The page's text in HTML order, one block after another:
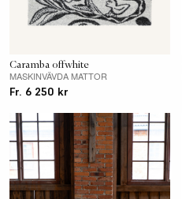
Caramba offwhite
MASKINVÄVDA MATTOR
Fr. 6 250 kr